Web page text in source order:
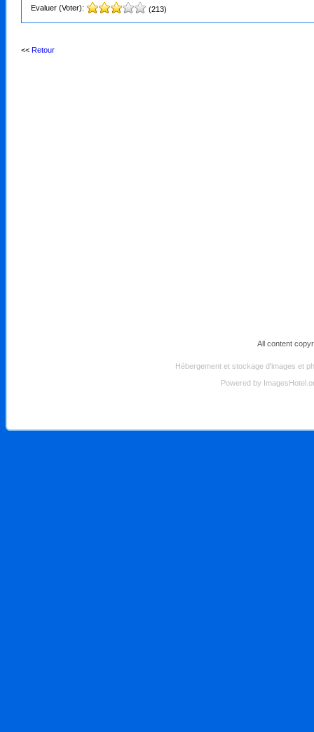
Evaluer (Voter):
(213)
<< Retour
All content
Hébergement et stockage d'images et
Powered by